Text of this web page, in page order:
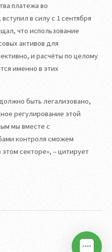
платежа во
в силу с 1 сентября
что использование
активов для
и расчёты по целому
именно в этих
быть легализовано,
регулирование этой
мы вместе с
контроля сможем
секторе», – цитирует